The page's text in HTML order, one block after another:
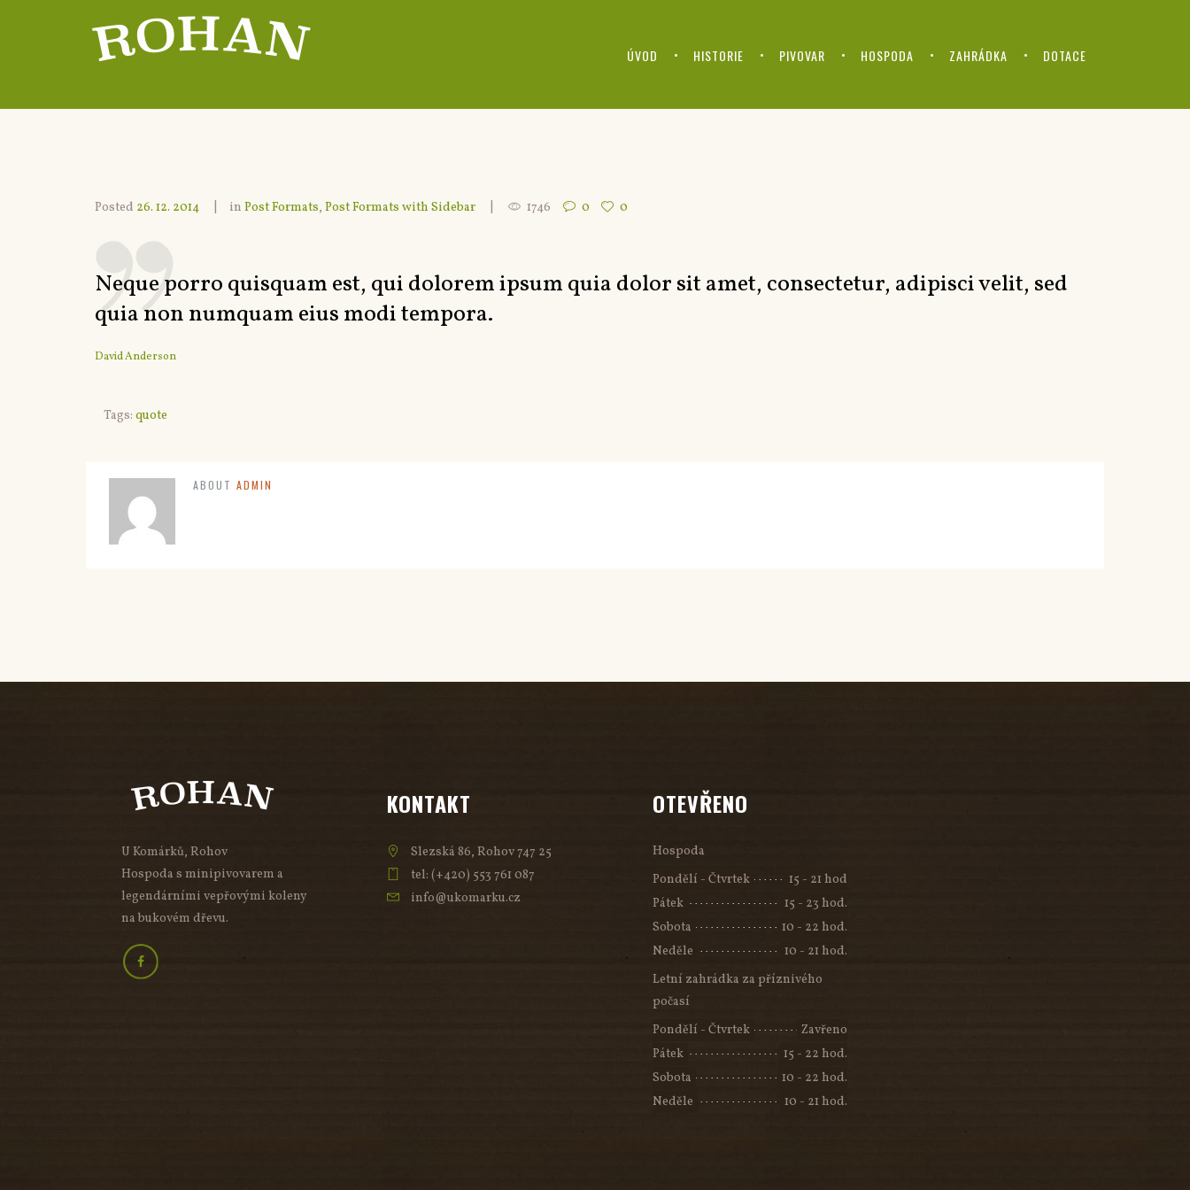
ÚVOD HISTORIE PIVOVAR HOSPODA ZAHRÁDKA DOTACE
Posted 26. 12. 2014 in Post Formats, Post Formats with Sidebar 1746 0 0
Neque porro quisquam est, qui dolorem ipsum quia dolor sit amet, consectetur, adipisci velit, sed
quia non numquam eius modi tempora.
David Anderson
Tags: quote
ABOUT ADMIN
U Komárků, Rohov
Hospoda s minipivovarem a
legendárními vepřovými koleny
na bukovém dřevu.
KONTAKT
Slezská 86, Rohov 747 25
tel: (+420) 553 761 087
info@ukomarku.cz
OTEVŘENO
Hospoda
Pondělí - Čtvrtek
15 - 21 hod
Pátek
15 - 23 hod.
Sobota
10 - 22 hod.
Neděle
10 - 21 hod.
Letní zahrádka za příznivého
počasí
Pondělí - Čtvrtek
Zavřeno
Pátek
15 - 22 hod.
Sobota
10 - 22 hod.
Neděle
10 - 21 hod.